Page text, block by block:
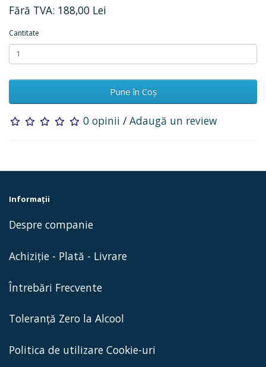
Fără TVA: 188,00 Lei
Cantitate
Pune în Coş
0 opinii / Adaugă un review
Informaţii
Despre companie
Achiziție - Plată - Livrare
Întrebări Frecvente
Toleranță Zero la Alcool
Politica de utilizare Cookie-uri